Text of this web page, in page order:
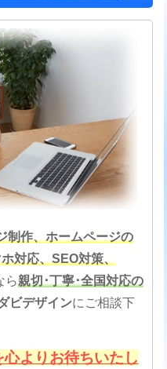
制作、ホームページの
対応、SEO対策、
ら親切･丁寧･全国対応の
ビデザインにご相談下
よりお待ちいたし